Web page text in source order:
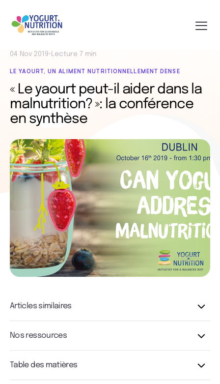
04 Nov 2019• Lecture 7 min
LE YAOURT, UN ALIMENT NUTRITIONNELLEMENT DENSE
« Le yaourt peut-il aider dans la
malnutrition? »: la conférence
en synthèse
Articles similaires
Nos ressources
Table des matières